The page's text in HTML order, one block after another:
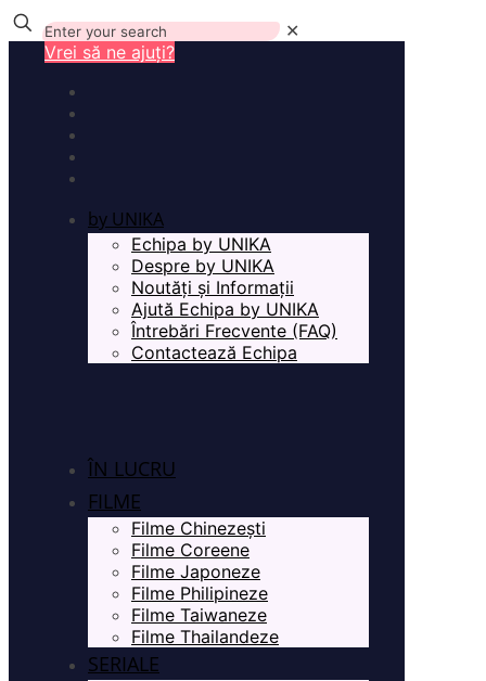
✕
Vrei să ne ajuți?
by UNIKA
Echipa by UNIKA
Despre by UNIKA
Noutăți și Informații
Ajută Echipa by UNIKA
Întrebări Frecvente (FAQ)
Contactează Echipa
ÎN LUCRU
FILME
Filme Chinezești
Filme Coreene
Filme Japoneze
Filme Philipineze
Filme Taiwaneze
Filme Thailandeze
SERIALE